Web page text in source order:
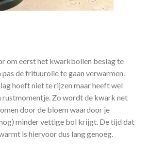
om eerst het kwarkbollen beslag te
pas de frituurolie te gaan verwarmen.
hoeft niet te rijzen maar heeft wel
rustmomentje. Zo wordt de kwark net
door de bloem waardoor je
minder vettige bol krijgt. De tijd dat
is hiervoor dus lang genoeg.